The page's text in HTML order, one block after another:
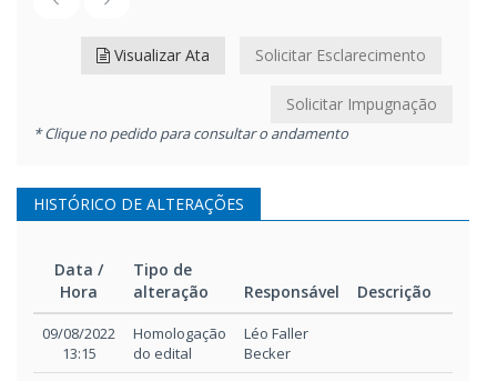
Visualizar Ata Solicitar Esclarecimento
Solicitar Impugnação
* Clique no pedido para consultar o andamento
HISTÓRICO DE ALTERAÇÕES
Data /
Hora
Tipo de
alteração
Responsável
Descrição
Data /
Hora
Tipo de
alteração
Responsável
09/08/2022
13:15
Homologação
do edital
Léo Faller
Becker